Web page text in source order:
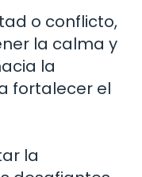
o conflicto,
la calma y
la
fortalecer el
la